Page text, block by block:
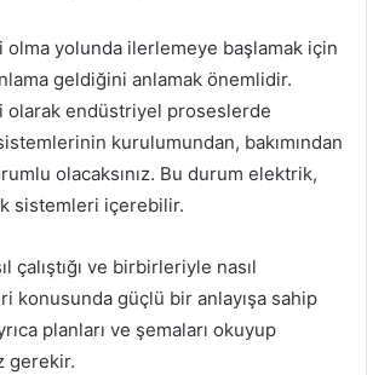
olma yolunda ilerlemeye başlamak için
geldiğini anlamak önemlidir.
olarak endüstriyel proseslerde
kurulumundan, bakımından
olacaksınız. Bu durum elektrik,
sistemleri içerebilir.
çalıştığı ve birbirleriyle nasıl
konusunda güçlü bir anlayışa sahip
planları ve şemaları okuyup
gerekir.